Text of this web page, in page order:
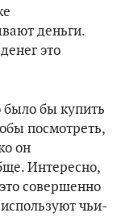
деньги.
это
было бы купить
посмотреть,
он
Интересно,
совершенно
чьи-